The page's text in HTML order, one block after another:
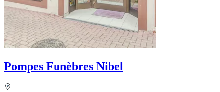
Pompes Funèbres Nibel